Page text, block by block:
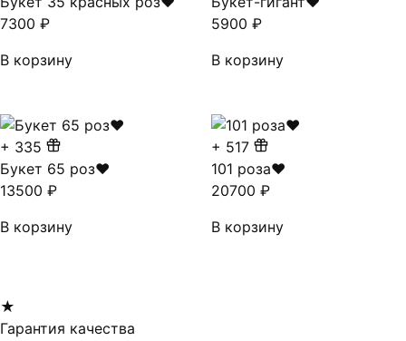
7300 ₽
В корзину
5900 ₽
В корзину
+ 335
Букет 65 роз❤
13500 ₽
В корзину
+ 517
101 роза❤
20700 ₽
В корзину
★
Гарантия качества